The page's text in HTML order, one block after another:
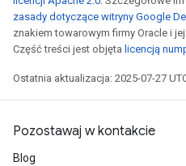
zasady dotyczące witryny Google
znakiem towarowym firmy Oracle i
Część treści jest objęta licencją
Ostatnia aktualizacja: 2025-07-27
Pozostawaj w kontakcie
Blog